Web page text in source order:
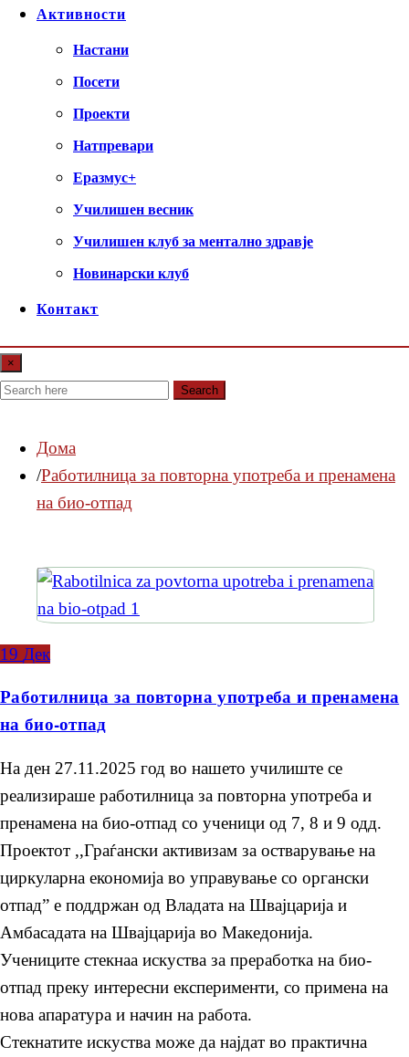
Активности
Настани
Посети
Проекти
Натпревари
Еразмус+
Училишен весник
Училишен клуб за ментално здравје
Новинарски клуб
Контакт
×
Search
Дома
Работилница за повторна употреба и пренамена
на био-отпад
19 Дек
Работилница за повторна употреба и пренамена
на био-отпад
На ден 27.11.2025 год во нашето училиште се
реализираше работилница за повторна употреба и
пренамена на био-отпад со ученици од 7, 8 и 9 одд.
Проектот ,,Граѓански активизам за остварување на
циркуларна економија во управување со органски
отпад” е поддржан од Владата на Швајцарија и
Амбасадата на Швајцарија во Македонија.
Учениците стекнаа искуства за преработка на био-
отпад преку интересни експерименти, со примена на
нова апаратура и начин на работа.
Стекнатите искуства може да најдат во практична